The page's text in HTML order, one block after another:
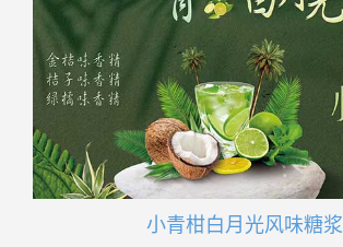
小青柑白月光风味糖浆